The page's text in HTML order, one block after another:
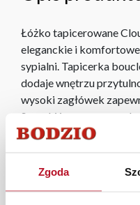
Zgoda
Łóżko tapicerowane
eleganckie i
sypialni. Tapicerka
dodaje wnętrzu
wysoki zagłówek
Szeroki i nowoczesny
w różne style aranżacji,
funkcjonalności.